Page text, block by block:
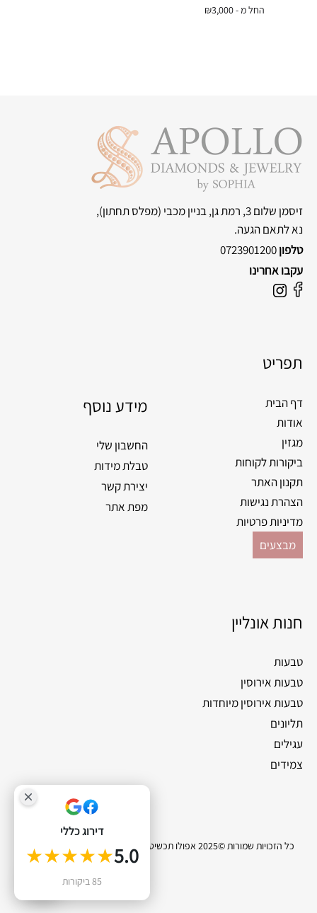
החל מ - ₪3,000
זיסמן שלום 3, רמת גן, בניין מכבי
(מפלס תחתון),
נא לתאם הגעה.
טלפון0723901200
עקבו אחרינו
F
b
o
k
I
a
r
a
m
תפריט
דף הבית
אודות
מגזין
ביקורות לקוחות
תקנון האתר
הצהרת נגישות
מדיניות פרטיות
מבצעים
מידע נוסף
החשבון שלי
טבלת מידות
יצירת קשר
מפת אתר
חנות אונליין
טבעות
טבעות אירוסין
טבעות אירוסין מיוחדות
תליונים
עגילים
צמידים
כל הזכויות שמורות ©2025 אפולו תכשיטי יהלומים | סייטלינקס קידום אתרים
דירוג כללי
5.0
★★★★★
85 ביקורות